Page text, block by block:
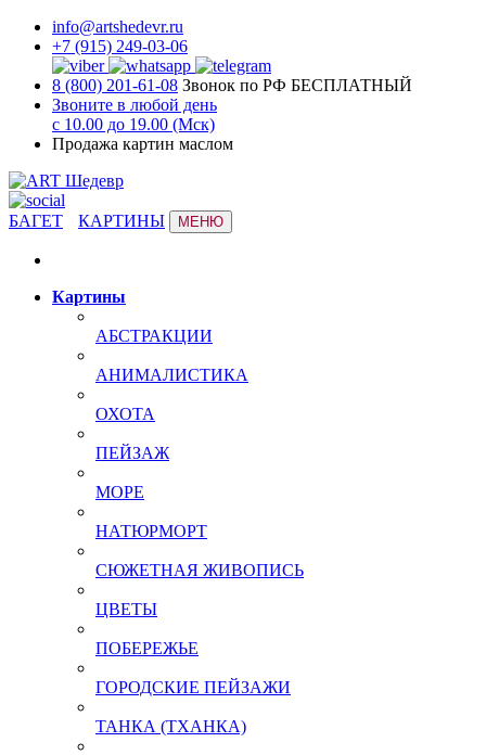
info@artshedevr.ru
+7 (915) 249-03-06
8 (800) 201-61-08 Звонок по РФ БЕСПЛАТНЫЙ
Звоните в любой день
с 10.00 до 19.00 (Мск)
Продажа картин маслом
БАГЕТ КАРТИНЫ МЕНЮ
Картины
АБСТРАКЦИИ
АНИМАЛИСТИКА
ОХОТА
ПЕЙЗАЖ
МОРЕ
НАТЮРМОРТ
СЮЖЕТНАЯ ЖИВОПИСЬ
ЦВЕТЫ
ПОБЕРЕЖЬЕ
ГОРОДСКИЕ ПЕЙЗАЖИ
ТАНКА (ТХАНКА)